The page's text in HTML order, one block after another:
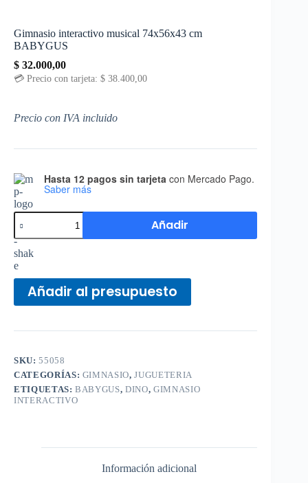
Gimnasio interactivo musical 74x56x43 cm
BABYGUS
$ 32.000,00
💳 Precio con tarjeta: $ 38.400,00
Precio con IVA incluido
Hasta 12 pagos sin tarjeta con Mercado Pago.
Saber más
Añadir
Añadir al presupuesto
SKU:55058
CATEGORÍAS: GIMNASIO,JUGUETERIA
ETIQUETAS:BABYGUS,DINO, GIMNASIO
INTERACTIVO
Información adicional